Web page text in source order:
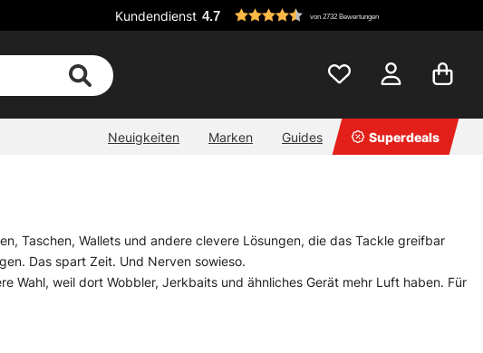
Kundendienst 4.7 von 2732 Bewertungen
Neuigkeiten Marken Guides Superdeals
Taschen, Wallets und andere clevere Lösungen, die das Tackle greifbar
Das spart Zeit. Und Nerven sowieso.
Wahl, weil dort Wobbler, Jerkbaits und ähnliches Gerät mehr Luft haben. Für